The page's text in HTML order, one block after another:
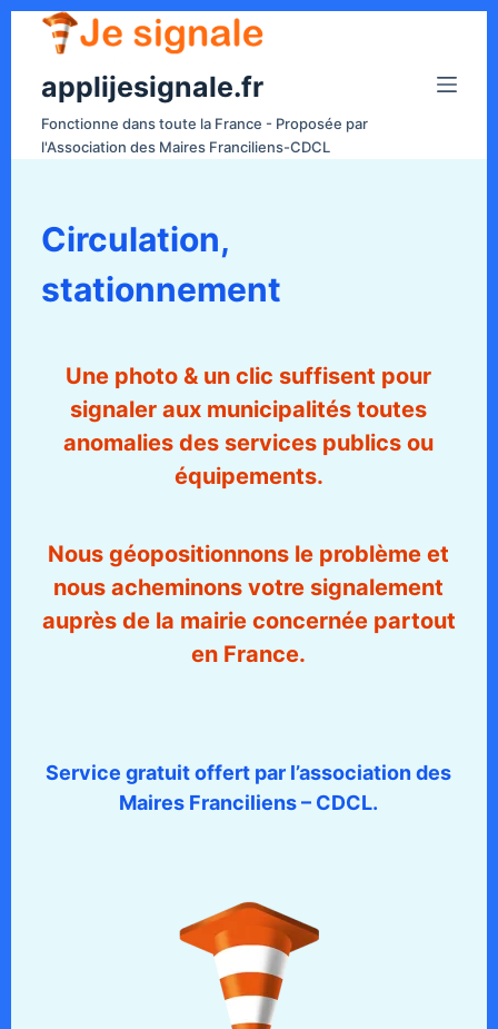
applijesignale.fr
Fonctionne dans toute la France - Proposée par
l'Association des Maires Franciliens-CDCL
Circulation,
stationnement
Une photo & un clic suffisent pour
signaler aux municipalités toutes
anomalies des services publics ou
équipements.
Nous géopositionnons le problème et
nous acheminons votre signalement
auprès de la mairie concernée partout
en France.
Service gratuit offert par l’association des
Maires Franciliens – CDCL.